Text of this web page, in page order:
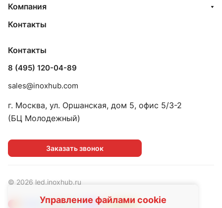
Управление файлами cookie
Компания
Контакты
Контакты
8 (495) 120-04-89
sales@inoxhub.com
г. Москва, ул. Оршанская, дом 5, офис 5/3-2
(БЦ Молодежный)
Заказать звонок
© 2026 led.inoxhub.ru